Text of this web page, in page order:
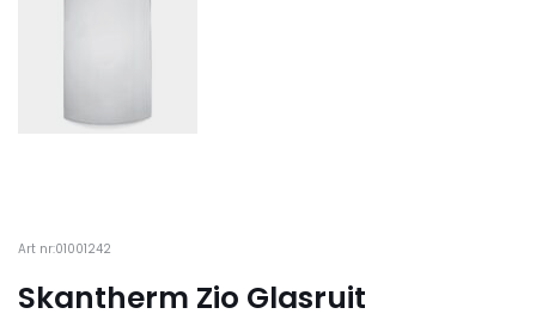
Art nr:01001242
Skantherm Zio Glasruit